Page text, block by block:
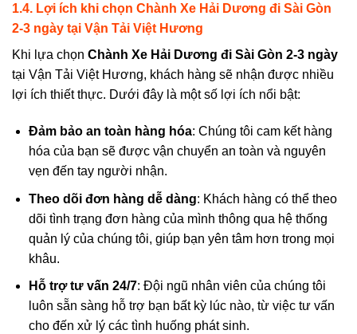
1.4. Lợi ích khi chọn Chành Xe Hải Dương đi Sài Gòn
2-3 ngày tại Vận Tải Việt Hương
Khi lựa chọn Chành Xe Hải Dương đi Sài Gòn 2-3 ngày
tại Vận Tải Việt Hương, khách hàng sẽ nhận được nhiều
lợi ích thiết thực. Dưới đây là một số lợi ích nổi bật:
Đảm bảo an toàn hàng hóa: Chúng tôi cam kết hàng
hóa của bạn sẽ được vận chuyển an toàn và nguyên
vẹn đến tay người nhận.
Theo dõi đơn hàng dễ dàng: Khách hàng có thể theo
dõi tình trạng đơn hàng của mình thông qua hệ thống
quản lý của chúng tôi, giúp bạn yên tâm hơn trong mọi
khâu.
Hỗ trợ tư vấn 24/7: Đội ngũ nhân viên của chúng tôi
luôn sẵn sàng hỗ trợ bạn bất kỳ lúc nào, từ việc tư vấn
cho đến xử lý các tình huống phát sinh.